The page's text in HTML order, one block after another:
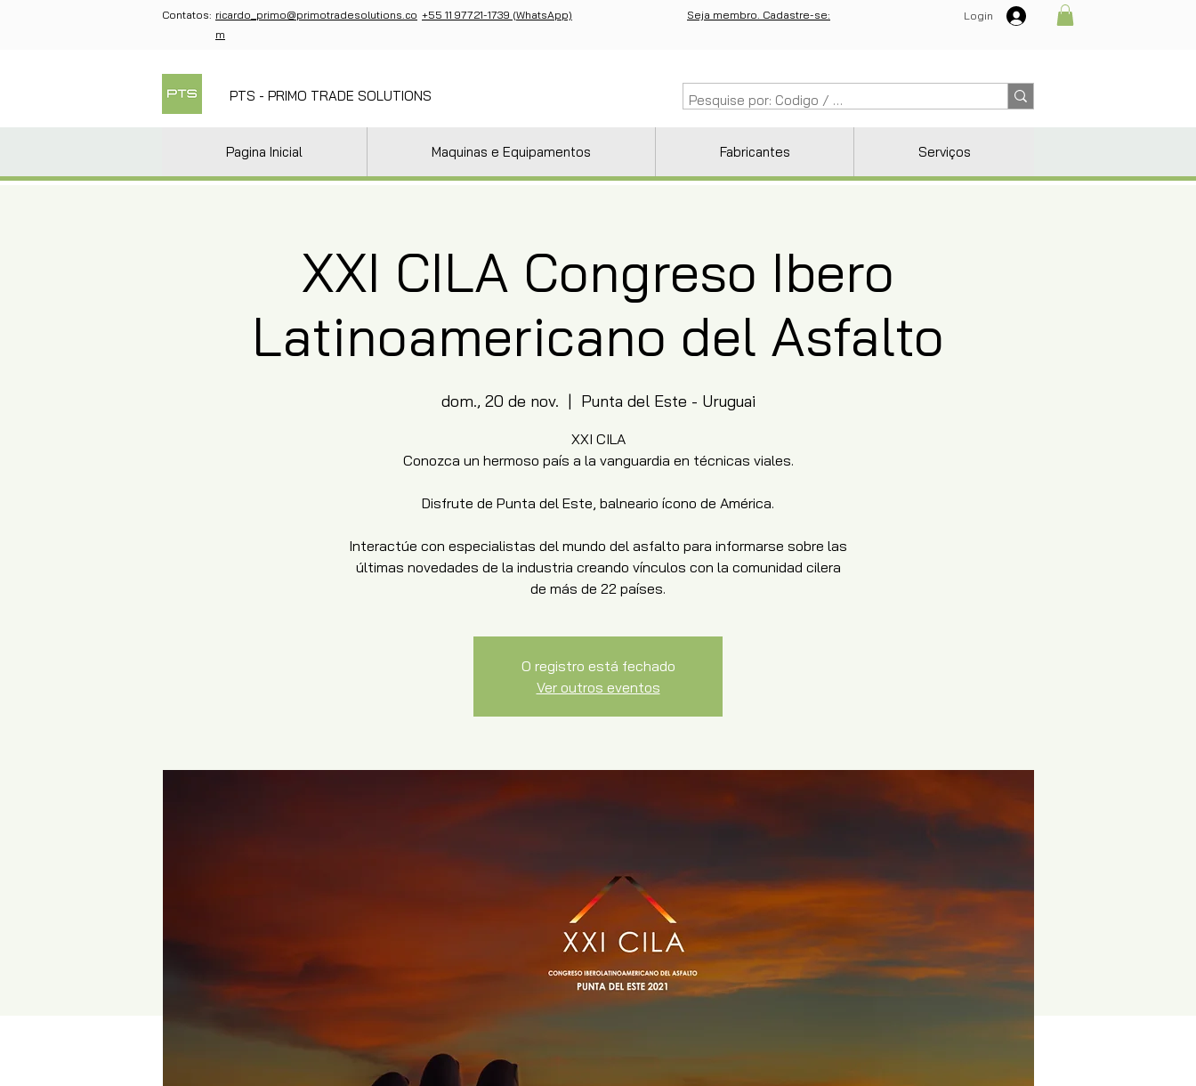
Contatos: ricardo_primo@primotradesolutions.co
m
+55 11 97721-1739 (WhatsApp) Seja membro. Cadastre-se: Login
PTS - PRIMO TRADE SOLUTIONS
Pagina Inicial Maquinas e Equipamentos Fabricantes Serviços
XXI CILA Congreso Ibero
Latinoamericano del Asfalto
dom., 20 de nov.
  |
Punta del Este - Uruguai
XXI CILA
Conozca un hermoso país a la vanguardia en técnicas viales.
Disfrute de Punta del Este, balneario ícono de América.
Interactúe con especialistas del mundo del asfalto para informarse sobre las
últimas novedades de la industria creando vínculos con la comunidad cilera
de más de 22 países.
O registro está fechado
Ver outros eventos